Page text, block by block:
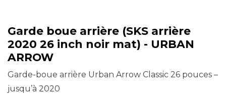
Garde boue arrière (SKS arrière
2020 26 inch noir mat) - URBAN
ARROW
Garde-boue arrière Urban Arrow Classic 26 pouces –
jusqu’à 2020